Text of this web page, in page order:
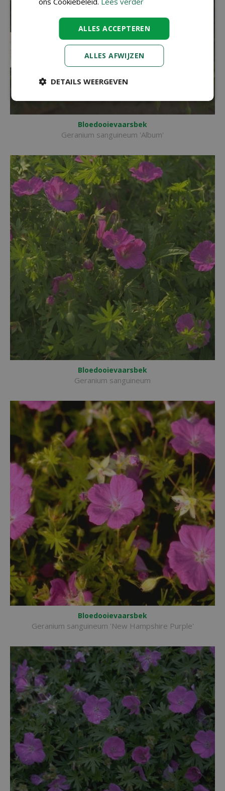
Bloedooievaarsbek
Geranium sanguineum 'Album'
Bloedooievaarsbek
Geranium sanguineum
Bloedooievaarsbek
Geranium sanguineum 'New Hampshire Purple'
ALLES ACCEPTEREN
ALLES AFWIJZEN
DETAILS WEERGEVEN